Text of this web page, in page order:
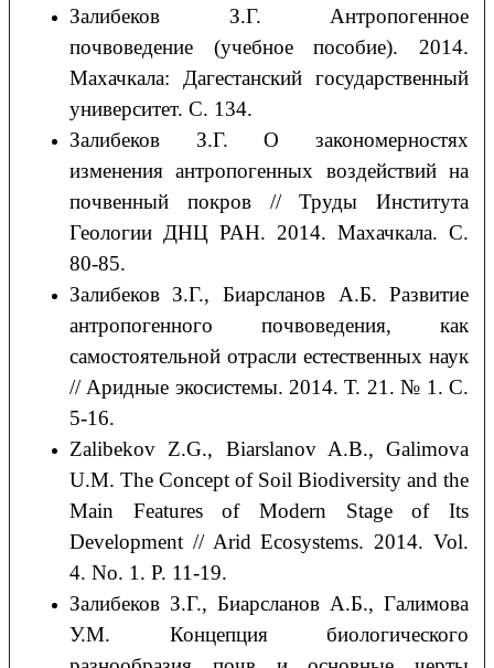
Залибеков З.Г. Антропогенное
почвоведение (учебное пособие). 2014.
Махачкала: Дагестанский государственный
университет. С. 134.
Залибеков З.Г. О закономерностях
изменения антропогенных воздействий на
почвенный покров // Труды Института
Геологии ДНЦ РАН. 2014. Махачкала. С.
80-85.
Залибеков З.Г., Биарсланов А.Б. Развитие
антропогенного почвоведения, как
самостоятельной отрасли естественных наук
// Аридные экосистемы. 2014. Т. 21. № 1. С.
5-16.
Zalibekov Z.G., Biarslanov A.B., Galimova
U.M. The Concept of Soil Biodiversity and the
Main Features of Modern Stage of Its
Development // Arid Ecosystems. 2014. Vol.
4. No. 1. P. 11-19.
Залибеков З.Г., Биарсланов А.Б., Галимова
У.М. Концепция биологического